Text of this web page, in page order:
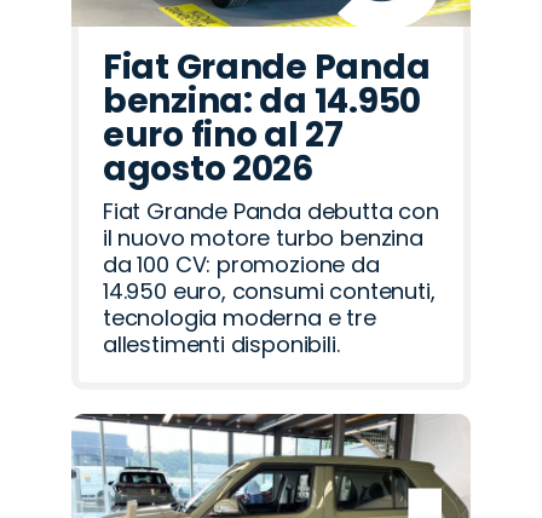
Fiat Grande Panda
benzina: da 14.950
euro fino al 27
agosto 2026
Fiat Grande Panda debutta con
il nuovo motore turbo benzina
da 100 CV: promozione da
14.950 euro, consumi contenuti,
tecnologia moderna e tre
allestimenti disponibili.